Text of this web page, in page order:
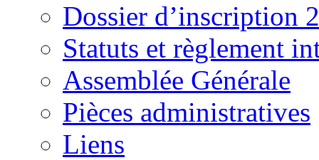
Dossier d’inscription
Statuts et règlement
Assemblée Générale
Pièces administratives
Liens